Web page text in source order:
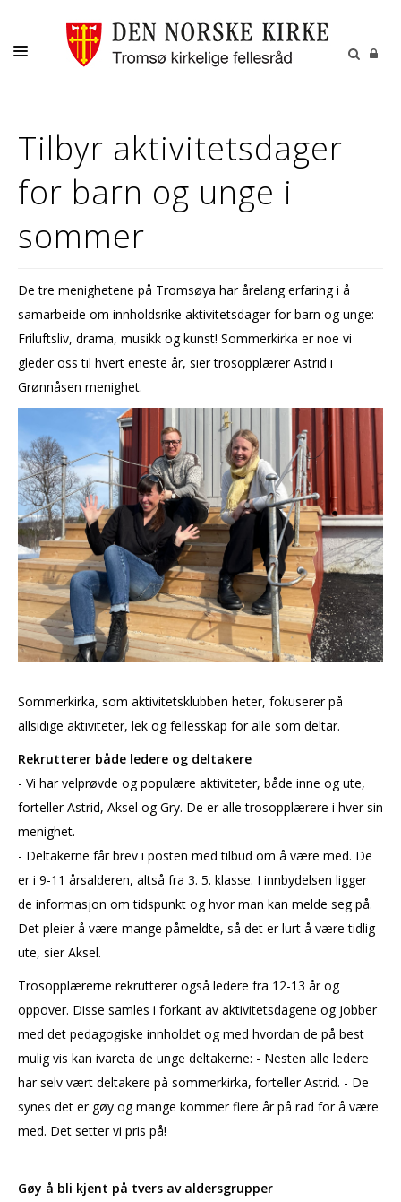
AKTIVITETER OG KONSERTER
DÅP
VIGSEL
GRAVFERD
KONTAKT
Tilbyr aktivitetsdager
for barn og unge i
sommer
De tre menighetene på Tromsøya har årelang erfaring i å
samarbeide om innholdsrike aktivitetsdager for barn og unge: -
Friluftsliv, drama, musikk og kunst! Sommerkirka er noe vi
gleder oss til hvert eneste år, sier trosopplærer Astrid i
Grønnåsen menighet.
Sommerkirka, som aktivitetsklubben heter, fokuserer på
allsidige aktiviteter, lek og fellesskap for alle som deltar.
Rekrutterer både ledere og deltakere
- Vi har velprøvde og populære aktiviteter, både inne og ute,
forteller Astrid, Aksel og Gry. De er alle trosopplærere i hver sin
menighet.
- Deltakerne får brev i posten med tilbud om å være med. De
er i 9-11 årsalderen, altså fra 3. 5. klasse. I innbydelsen ligger
de informasjon om tidspunkt og hvor man kan melde seg på.
Det pleier å være mange påmeldte, så det er lurt å være tidlig
ute, sier Aksel.
Trosopplærerne rekrutterer også ledere fra 12-13 år og
oppover. Disse samles i forkant av aktivitetsdagene og jobber
med det pedagogiske innholdet og med hvordan de på best
mulig vis kan ivareta de unge deltakerne: - Nesten alle ledere
har selv vært deltakere på sommerkirka, forteller Astrid. - De
synes det er gøy og mange kommer flere år på rad for å være
med. Det setter vi pris på!
Gøy å bli kjent på tvers av aldersgrupper